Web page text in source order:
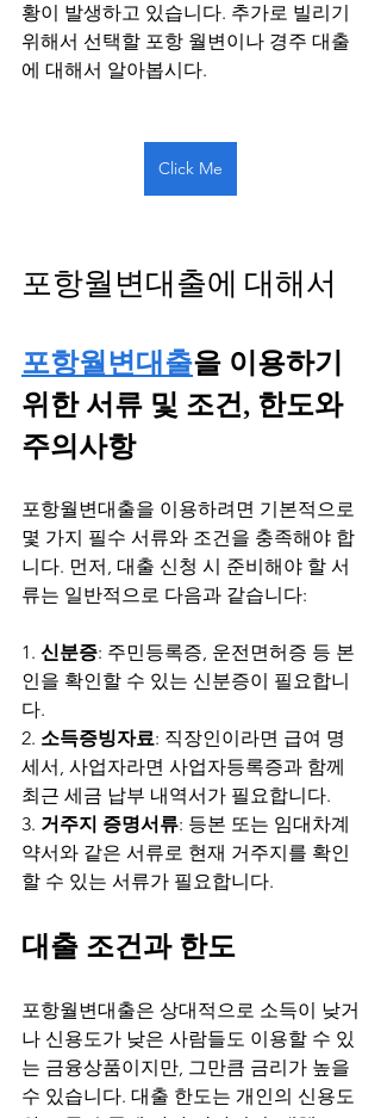
황이 발생하고 있습니다. 추가로 빌리기
위해서 선택할 포항 월변이나 경주 대출
에 대해서 알아봅시다.
Click Me
포항월변대출에 대해서
포항월변대출을 이용하기
위한 서류 및 조건, 한도와
주의사항
포항월변대출을 이용하려면 기본적으로
몇 가지 필수 서류와 조건을 충족해야 합
니다. 먼저, 대출 신청 시 준비해야 할 서
류는 일반적으로 다음과 같습니다:
1. 신분증: 주민등록증, 운전면허증 등 본
인을 확인할 수 있는 신분증이 필요합니
다.
2. 소득증빙자료: 직장인이라면 급여 명
세서, 사업자라면 사업자등록증과 함께
최근 세금 납부 내역서가 필요합니다.
3. 거주지 증명서류: 등본 또는 임대차계
약서와 같은 서류로 현재 거주지를 확인
할 수 있는 서류가 필요합니다.
대출 조건과 한도
포항월변대출은 상대적으로 소득이 낮거
나 신용도가 낮은 사람들도 이용할 수 있
는 금융상품이지만, 그만큼 금리가 높을
수 있습니다. 대출 한도는 개인의 신용도